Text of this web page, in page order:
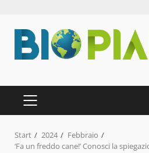
Inhalt
springen
PRIMÄRES
MENÜ
Start 2024
Febbraio
‘Fa un freddo cane!’ Conosci la